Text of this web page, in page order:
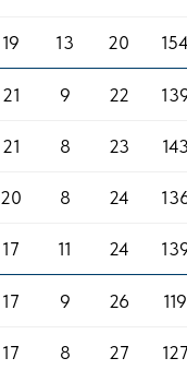
19 13 20 154
21 9 22
21 8 23 143
20 8 24
17 11 24
17 9 26 119
17 8 27 127